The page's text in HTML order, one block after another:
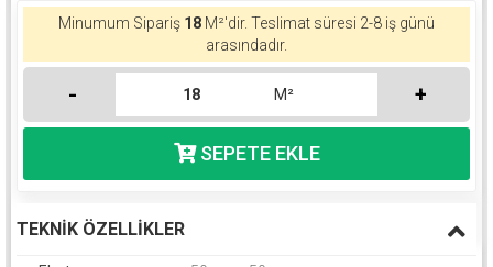
Minumum Sipariş 18 M²'dir. Teslimat süresi 2-8 iş günü
arasındadır.
- M² +
TEKNIK ÖZELLIKLER